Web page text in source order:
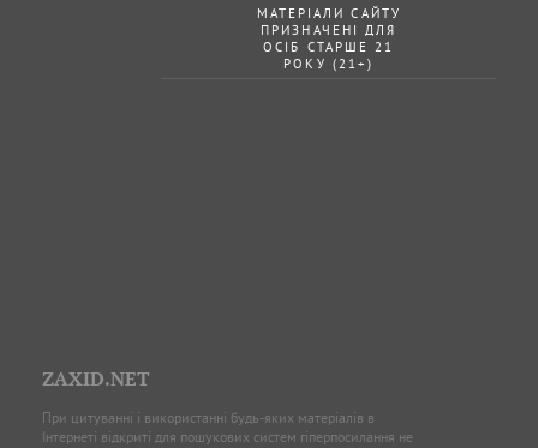
МАТЕРІАЛИ САЙТУ
ПРИЗНАЧЕНІ ДЛЯ
ОСІБ СТАРШЕ 21
РОКУ (21+)
ZAXID.NET
При цитуванні і використанні будь-яких матеріалів в
Інтернеті відкриті для пошукових систем гіперпосилання не